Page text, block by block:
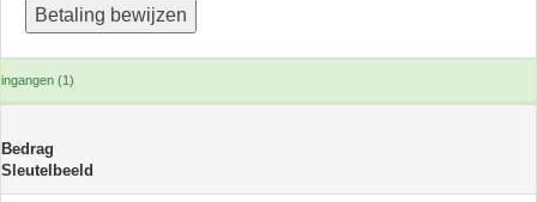
ingangen (1)
Bedrag
Sleutelbeeld